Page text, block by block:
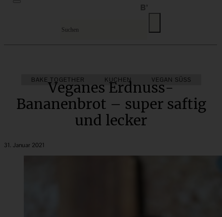
BAKE TOGETHER KUCHEN VEGAN SÜSS
Veganes Erdnuss-
Bananenbrot – super saftig
und lecker
31. Januar 2021